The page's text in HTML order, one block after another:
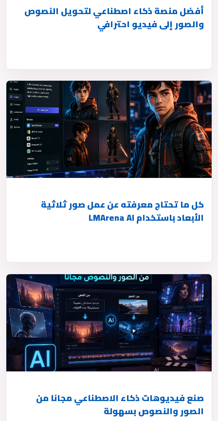
أفضل منصة ذكاء اصطناعي لتحويل النصوص
والصور إلى فيديو احترافي
كل ما تحتاج معرفته عن عمل صور ثلاثية
الأبعاد باستخدام LMArena AI
صنع فيديوهات ذكاء الاصطناعي مجانا من
الصور والنصوص بسهولة